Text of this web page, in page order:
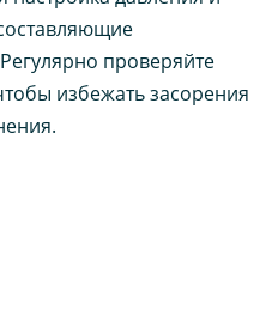
проверяйте
избежать засорения